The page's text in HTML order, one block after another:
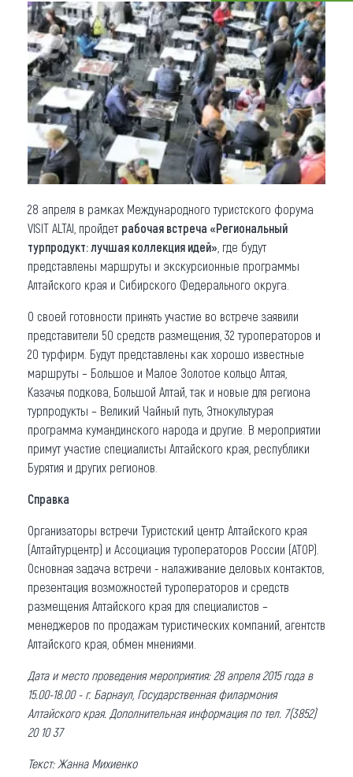
Что привезти (сувениры)
О регионе
Коллекция впечатлений
Другие рубрики
28 апреля в рамках Международного туристского форума
VISIT ALTAI, пройдет рабочая встреча «Региональный
турпродукт: лучшая коллекция идей» , где будут
представлены маршруты и экскурсионные программы
Алтайского края и Сибирского Федерального округа.
О своей готовности принять участие во встрече заявили
представители 50 средств размещения, 32 туроператоров и
20 турфирм. Будут представлены как хорошо известные
маршруты – Большое и Малое Золотое кольцо Алтая,
Казачья подкова, Большой Алтай, так и новые для региона
турпродукты – Великий Чайный путь, Этнокультурая
программа кумандинского народа и другие. В мероприятии
примут участие специалисты Алтайского края, республики
Бурятия и других регионов.
Справка
Организаторы встречи Туристский центр Алтайского края
(Алтайтурцентр) и Ассоциация туроператоров России (АТОР).
Основная задача встречи - налаживание деловых контактов,
презентация возможностей туроператоров и средств
размещения Алтайского края для специалистов –
менеджеров по продажам туристических компаний, агентств
Алтайского края, обмен мнениями.
Дата и место проведения мероприятия: 28 апреля 2015 года в
15.00-18.00 - г. Барнаул, Государственная филармония
Алтайского края. Дополнительная информация по тел. 7(3852)
20 10 37
Текст: Жанна Михиенко